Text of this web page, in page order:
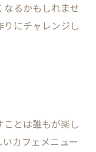
るかもしれませ
にチャレンジし
とは誰もが楽し
カフェメニュー